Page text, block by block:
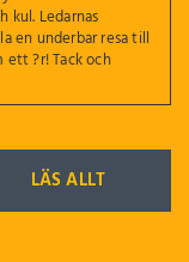
kul. Ledarnas
en underbar resa till
ett ?r! Tack och
LÄS ALLT